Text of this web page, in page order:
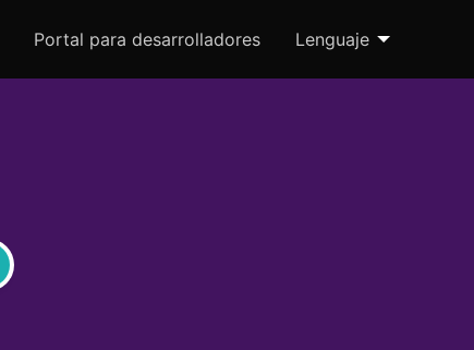
Portal para desarrolladores Lenguaje